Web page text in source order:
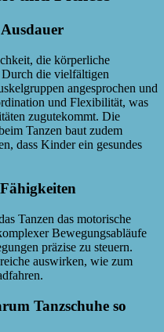
die körperliche
die vielfältigen
angesprochen und
und Flexibilität, was
zugutekommt. Die
Tanzen baut zudem
dass Kinder ein gesundes
Tanzen das motorische
Bewegungsabläufe
präzise zu steuern.
auswirken, wie zum
Tanzschuhe so